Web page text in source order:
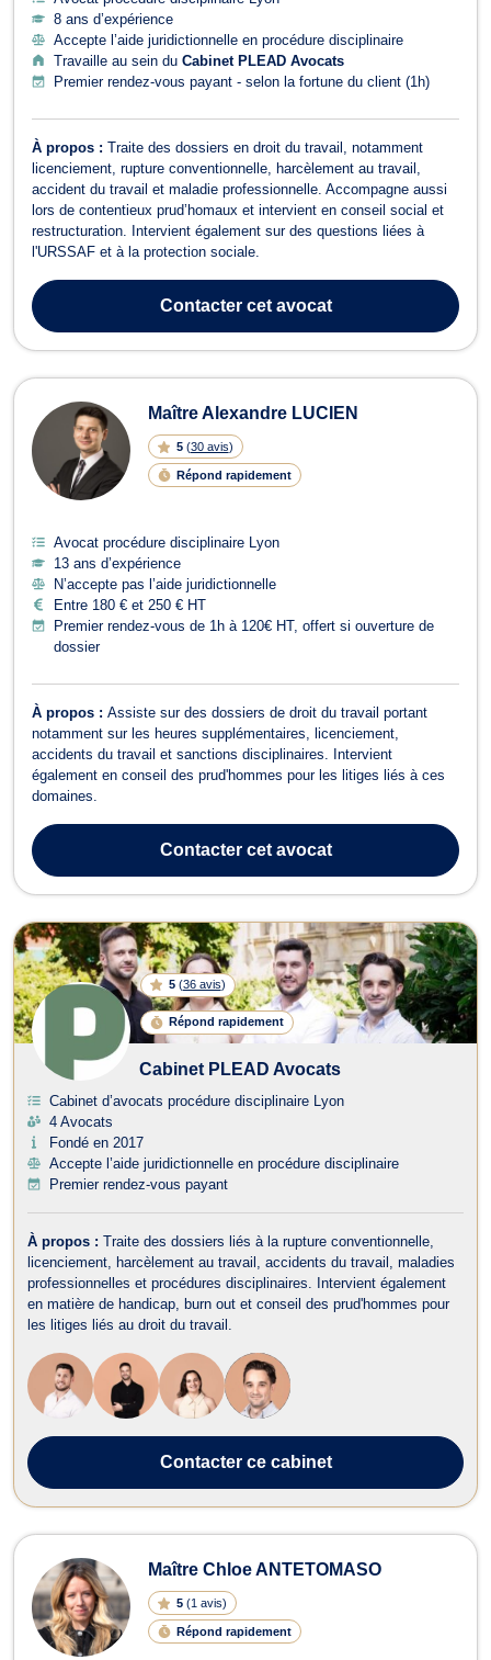
8 ans d’expérience
Accepte l’aide juridictionnelle en procédure disciplinaire
Travaille au sein du Cabinet PLEAD Avocats
Premier rendez-vous payant - selon la fortune du client (1h)
À propos : Traite des dossiers en droit du travail, notamment
licenciement, rupture conventionnelle, harcèlement au travail,
accident du travail et maladie professionnelle. Accompagne aussi
lors de contentieux prud’homaux et intervient en conseil social et
restructuration. Intervient également sur des questions liées à
l'URSSAF et à la protection sociale.
Contactercet avocat
Maître Alexandre LUCIEN
5 (30 avis)
Répond rapidement
Avocat procédure disciplinaire Lyon
13 ans d’expérience
N’accepte pas l’aide juridictionnelle
Entre 180 € et 250 € HT
Premier rendez-vous de 1h à 120€ HT, offert si ouverture de
dossier
À propos : Assiste sur des dossiers de droit du travail portant
notamment sur les heures supplémentaires, licenciement,
accidents du travail et sanctions disciplinaires. Intervient
également en conseil des prud'hommes pour les litiges liés à ces
domaines.
Contactercet avocat
5 (36 avis)
Répond rapidement
Cabinet PLEAD Avocats
Cabinet d’avocats procédure disciplinaire Lyon
4 Avocats
Fondé en 2017
Accepte l’aide juridictionnelle en procédure disciplinaire
Premier rendez-vous payant
À propos : Traite des dossiers liés à la rupture conventionnelle,
licenciement, harcèlement au travail, accidents du travail, maladies
professionnelles et procédures disciplinaires. Intervient également
en matière de handicap, burn out et conseil des prud'hommes pour
les litiges liés au droit du travail.
Contacterce cabinet
Maître Chloe ANTETOMASO
5 (1 avis)
Répond rapidement